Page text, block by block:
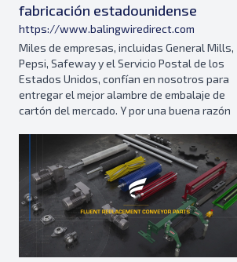
fabricación estadounidense
https://www.balingwiredirect.com
Miles de empresas, incluidas General Mills,
Pepsi, Safeway y el Servicio Postal de los
Estados Unidos, confían en nosotros para
entregar el mejor alambre de embalaje de
cartón del mercado. Y por una buena razón